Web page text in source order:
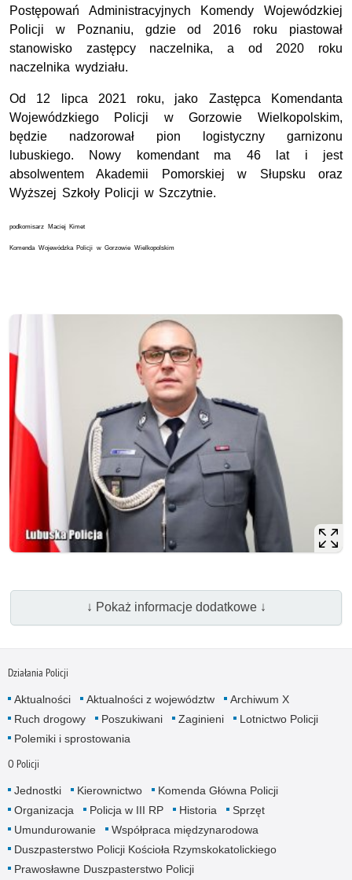
Postępowań Administracyjnych Komendy Wojewódzkiej
Policji w Poznaniu, gdzie od 2016 roku piastował
stanowisko zastępcy naczelnika, a od 2020 roku
naczelnika wydziału.
Od 12 lipca 2021 roku, jako Zastępca Komendanta
Wojewódzkiego Policji w Gorzowie Wielkopolskim,
będzie nadzorował pion logistyczny garnizonu
lubuskiego. Nowy komendant ma 46 lat i jest
absolwentem Akademii Pomorskiej w Słupsku oraz
Wyższej Szkoły Policji w Szczytnie.
podkomisarz Maciej Kimet
Komenda Wojewódzka Policji w Gorzowie Wielkopolskim
↓ Pokaż informacje dodatkowe ↓
Działania Policji
Aktualności Aktualności z województw
Archiwum X
Ruch drogowy
Poszukiwani Zaginieni
Lotnictwo Policji
Polemiki i sprostowania
O Policji
Jednostki Kierownictwo
Komenda Główna Policji
Organizacja
Policja w III RP Historia
Sprzęt
Umundurowanie
Współpraca międzynarodowa
Duszpasterstwo Policji Kościoła Rzymskokatolickiego
Prawosławne Duszpasterstwo Policji